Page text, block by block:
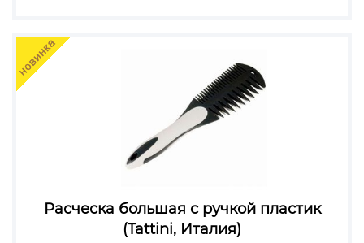
Расческа большая с ручкой пластик
(Tattini, Италия)